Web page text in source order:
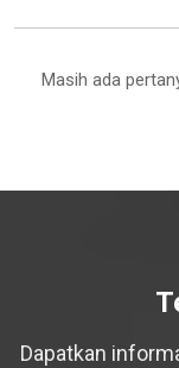
Masih ada
Dapatkan